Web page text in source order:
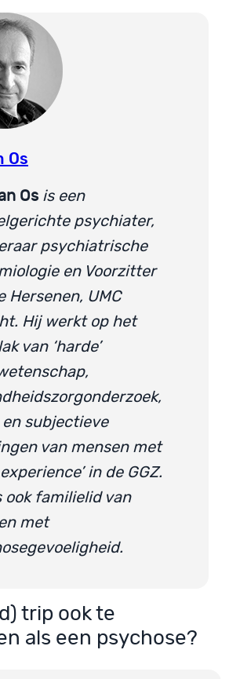
Os
Os is een
psychiater,
psychiatrische
en Voorzitter
Hersenen, UMC
Hij werkt op het
van ‘harde’
subjectieve
van mensen met
in de GGZ.
ook familielid van
met
trip ook te
als een psychose?